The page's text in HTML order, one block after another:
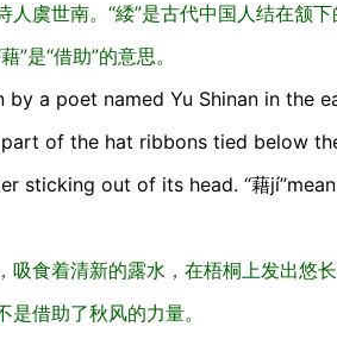
人虞世南。“緌”是古代中国人结在颔
”是“借助”的意思。
a poet named Yu Shinan in the
of the hat ribbons tied below
sticking out of its head. “藉
吸食着清新的露水，在梧桐上发出悠
借助了秋风的力量。